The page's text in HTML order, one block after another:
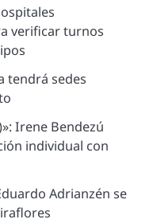
verificar turnos
tendrá sedes
Irene Bendezú
individual con
Adrianzén se